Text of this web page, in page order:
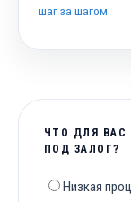
шаг за шагом
ЧТО ДЛЯ ВАС
ПОД ЗАЛОГ?
Низкая